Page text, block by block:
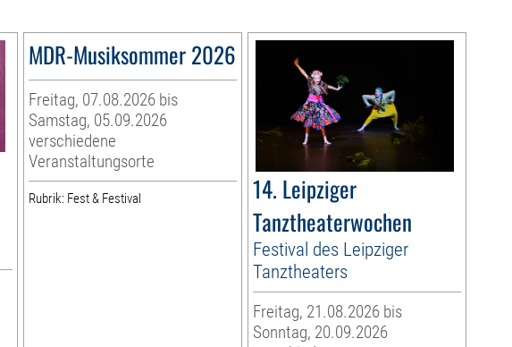
MDR-Musiksommer 2026
Freitag, 07.08.2026 bis
Samstag, 05.09.2026
verschiedene
Veranstaltungsorte
Rubrik: Fest & Festival
14. Leipziger
Tanztheaterwochen
Festival des Leipziger
Tanztheaters
Freitag, 21.08.2026 bis
Sonntag, 20.09.2026